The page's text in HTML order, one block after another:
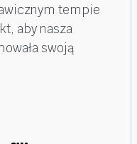
tempie
aby nasza
swoją